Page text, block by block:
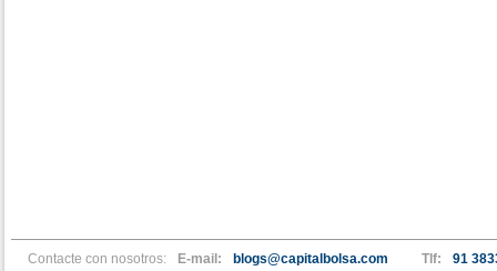
Contacte con nosotros: E-mail: blogs@capitalbolsa.com Tlf: 91